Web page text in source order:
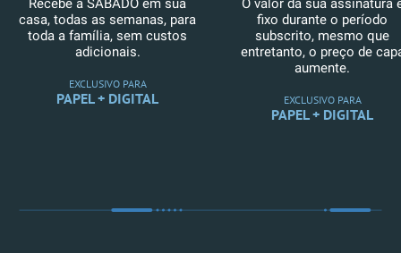
Recebe a SÁBADO em sua
casa, todas as semanas, para
toda a família, sem custos
adicionais.
EXCLUSIVO PARA
PAPEL + DIGITAL
O valor da sua assinatura
fixo durante o período
subscrito, mesmo que
entretanto, o preço de
aumente.
EXCLUSIVO PARA
PAPEL + DIGITAL